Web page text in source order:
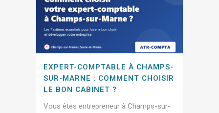
EXPERT-COMPTABLE À CHAMPS-
SUR-MARNE : COMMENT CHOISIR
LE BON CABINET ?
Vous êtes entrepreneur à Champs-sur-